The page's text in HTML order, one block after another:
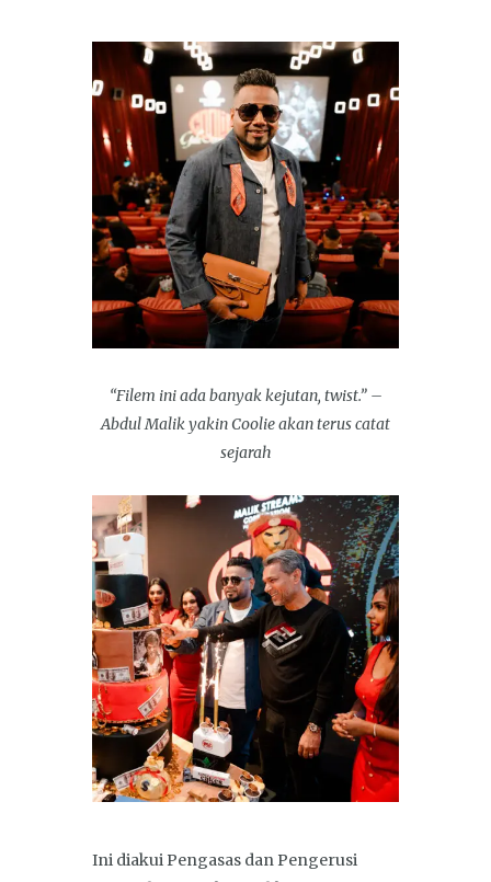
“Filem ini ada banyak kejutan, twist.” –
Abdul Malik yakin Coolie akan terus catat
sejarah
Ini diakui Pengasas dan Pengerusi